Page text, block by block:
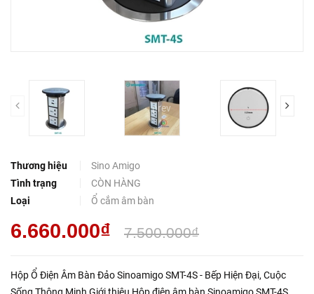
prev
Thương hiệu
Sino Amigo
Tình trạng
CÒN HÀNG
Loại
Ổ cắm âm bàn
6.660.000₫ 7.500.000₫
Hộp Ổ Điện Âm Bàn Đảo Sinoamigo SMT-4S - Bếp Hiện Đại, Cuộc